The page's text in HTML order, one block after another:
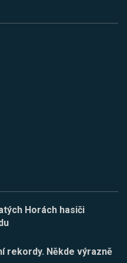
Horách hasiči
rekordy. Někde výrazně